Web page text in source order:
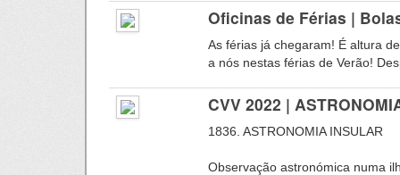
Oficinas de Férias |
As férias já chegaram! É altura
a nós nestas férias de Verão!
CVV 2022 |
1836. ASTRONOMIA INSULAR
Observação astronómica numa